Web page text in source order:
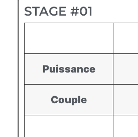
STAGE #01
Puissance
Couple